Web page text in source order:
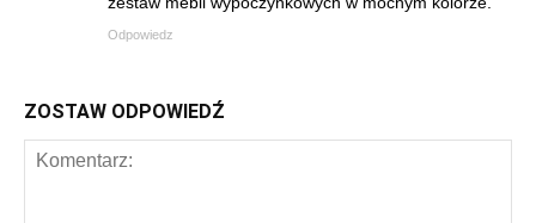
Odpowiedz
ZOSTAW ODPOWIEDŹ